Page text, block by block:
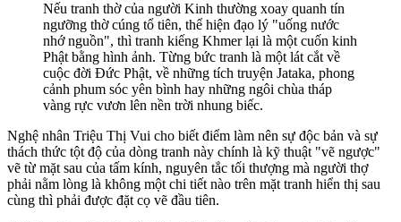
Nếu tranh thờ của người Kinh thường xoay quanh tín
ngưỡng thờ cúng tổ tiên, thể hiện đạo lý "uống nước
nhớ nguồn", thì tranh kiếng Khmer lại là một cuốn kinh
Phật bằng hình ảnh. Từng bức tranh là một lát cắt về
cuộc đời Đức Phật, về những tích truyện Jataka, phong
cảnh phum sóc yên bình hay những ngôi chùa tháp
vàng rực vươn lên nền trời nhung biếc.
Nghệ nhân Triệu Thị Vui cho biết điểm làm nên sự độc bản và sự
thách thức tột độ của dòng tranh này chính là kỹ thuật "vẽ ngược"
vẽ từ mặt sau của tấm kính, nguyên tắc tối thượng mà người thợ
phải nằm lòng là không một chi tiết nào trên mặt tranh hiển thị sau
cùng thì phải được đặt cọ vẽ đầu tiên.